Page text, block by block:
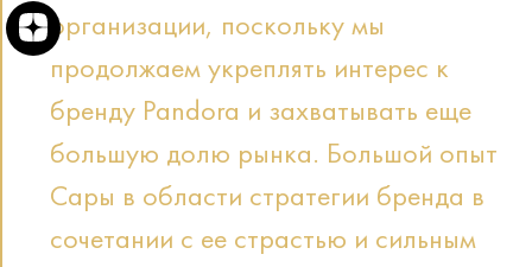
организации, поскольку мы
продолжаем укреплять интерес к
бренду Pandora и захватывать еще
большую долю рынка. Большой опыт
Сары в области стратегии бренда в
сочетании с ее страстью и сильным